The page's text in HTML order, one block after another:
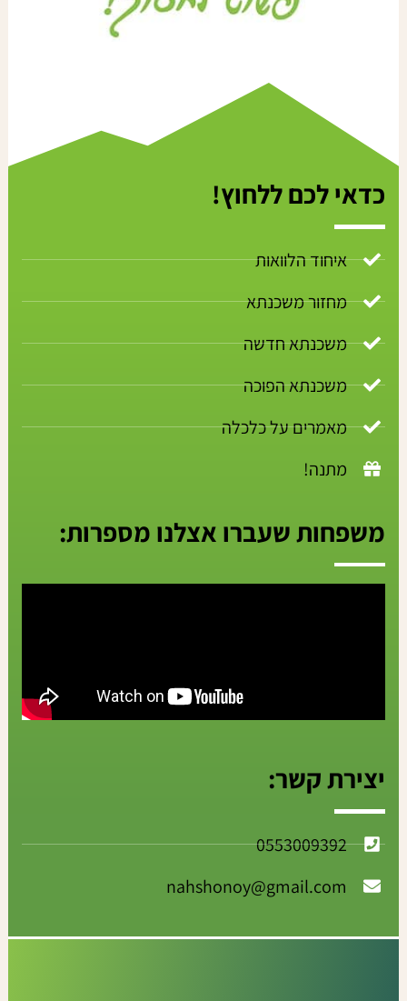
כדאי לכם ללחוץ!
איחוד הלוואות
מחזור משכנתא
משכנתא חדשה
משכנתא הפוכה
מאמרים על כלכלה
מתנה!
משפחות שעברו אצלנו מספרות:
יצירת קשר:
0553009392
nahshonoy@gmail.com